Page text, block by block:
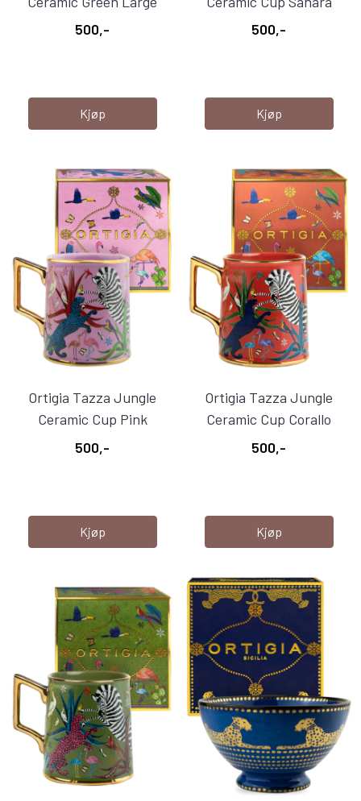
500,-
Kjøp
500,-
Kjøp
Ortigia Tazza Jungle
Ceramic Cup Pink
500,-
Kjøp
Ortigia Tazza Jungle
Ceramic Cup Corallo
500,-
Kjøp